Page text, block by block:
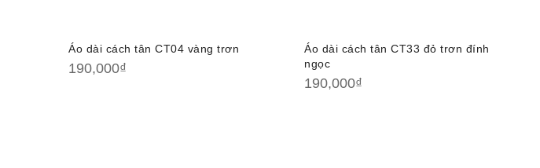
Áo dài cách tân CT04 vàng trơn
190,000₫
Áo dài cách tân CT33 đỏ trơn đính
ngọc
190,000₫